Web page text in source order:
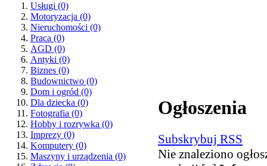
Usługi (0)
Motoryzacja (0)
Nieruchomości (0)
Praca (0)
AGD (0)
Antyki (0)
Biznes (0)
Budownictwo (0)
Dom i ogród (0)
Dla dziecka (0)
Fotografia (0)
Hobby i rozrywka (0)
Imprezy (0)
Komputery (0)
Maszyny i urządzenia (0)
Ogłoszenia
Subskrybuj RSS
Nie znaleziono